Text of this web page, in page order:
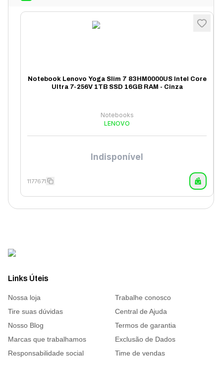
Notebook Lenovo Yoga Slim 7 83HM0000US Intel Core
Ultra 7-256V 1TB SSD 16GB RAM - Cinza
Notebooks
LENOVO
Indisponível
1177671
Links Úteis
Nossa loja
Trabalhe conosco
Tire suas dúvidas
Central de Ajuda
Nosso Blog
Termos de garantia
Marcas que trabalhamos
Exclusão de Dados
Responsabilidade social
Time de vendas